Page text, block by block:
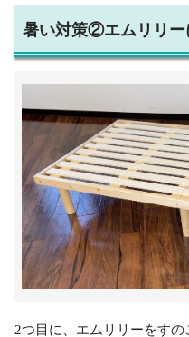
暑い対策②エムリリー
2つ目に、エムリリーをす